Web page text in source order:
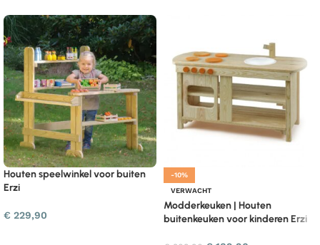
Houten speelwinkel voor buiten
Erzi
€ 229,90
-10%
VERWACHT
Modderkeuken | Houten
buitenkeuken voor kinderen Erzi